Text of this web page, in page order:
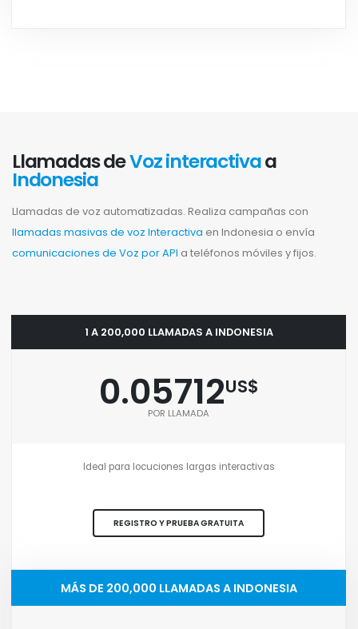
Llamadas deVoz interactivaa
Indonesia
Llamadas de voz automatizadas. Realiza campañas con
llamadas masivas de voz Interactiva en Indonesia o envía
comunicaciones de Voz por API a teléfonos móviles y fijos.
1 A 200,000 LLAMADAS A INDONESIA
0.05712US$
POR LLAMADA
Ideal para locuciones largas interactivas
REGISTRO Y PRUEBA GRATUITA
MÁS DE 200,000 LLAMADAS A INDONESIA